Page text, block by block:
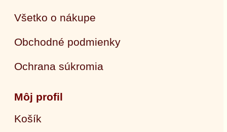
Všetko o nákupe
Obchodné podmienky
Ochrana súkromia
Môj profil
Košík